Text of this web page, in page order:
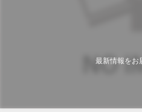
最新情報をお